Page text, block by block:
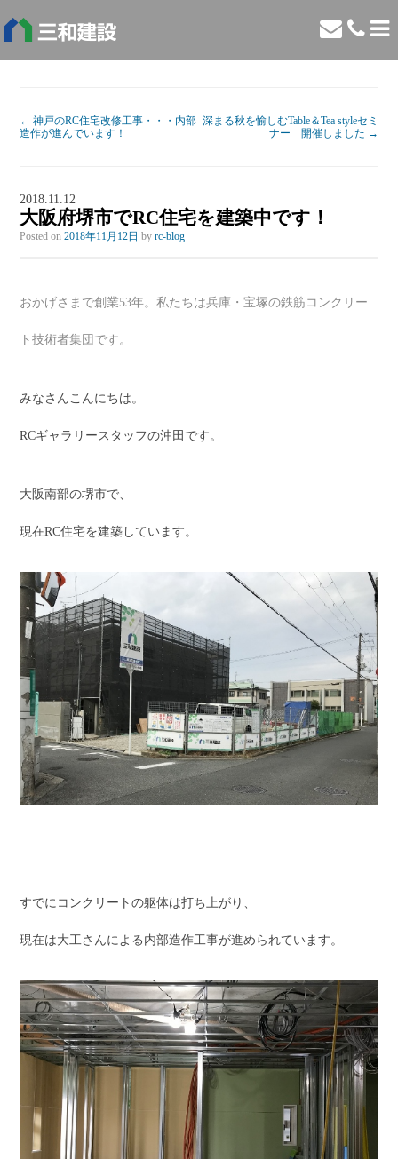
← 神戸のRC住宅改修工事・・・内部
造作が進んでいます！
深まる秋を愉しむTable＆Tea styleセミ
ナー 開催しました →
2018.11.12
大阪府堺市でRC住宅を建築中です！
Posted on2018年11月12日 byrc-blog
おかげさまで創業53年。私たちは兵庫・宝塚の鉄筋コンクリー
ト技術者集団です。
みなさんこんにちは。
RCギャラリースタッフの沖田です。
大阪南部の堺市で、
現在RC住宅を建築しています。
すでにコンクリートの躯体は打ち上がり、
現在は大工さんによる内部造作工事が進められています。